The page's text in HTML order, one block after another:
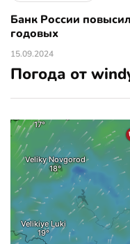
Банк России
годовых
15.09.2024
Погода от